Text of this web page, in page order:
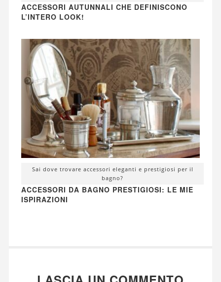
ACCESSORI AUTUNNALI CHE DEFINISCONO
L’INTERO LOOK!
Sai dove trovare accessori eleganti e prestigiosi per il
bagno?
ACCESSORI DA BAGNO PRESTIGIOSI: LE MIE
ISPIRAZIONI